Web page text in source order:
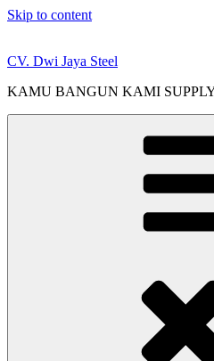
Skip to content
CV. Dwi Jaya Steel
KAMU BANGUN KAMI